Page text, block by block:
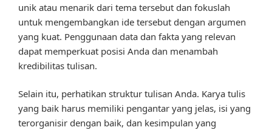
unik atau menarik dari tema tersebut dan fokuslah
untuk mengembangkan ide tersebut dengan argumen
yang kuat. Penggunaan data dan fakta yang relevan
dapat memperkuat posisi Anda dan menambah
kredibilitas tulisan.
Selain itu, perhatikan struktur tulisan Anda. Karya tulis
yang baik harus memiliki pengantar yang jelas, isi yang
terorganisir dengan baik, dan kesimpulan yang